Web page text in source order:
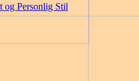
og Personlig Stil